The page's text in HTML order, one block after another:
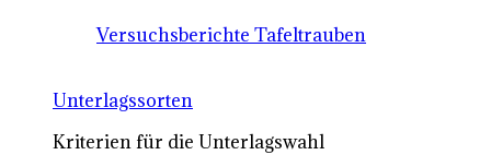
Versuchsberichte Tafeltrauben
Unterlagssorten
Kriterien für die Unterlagswahl